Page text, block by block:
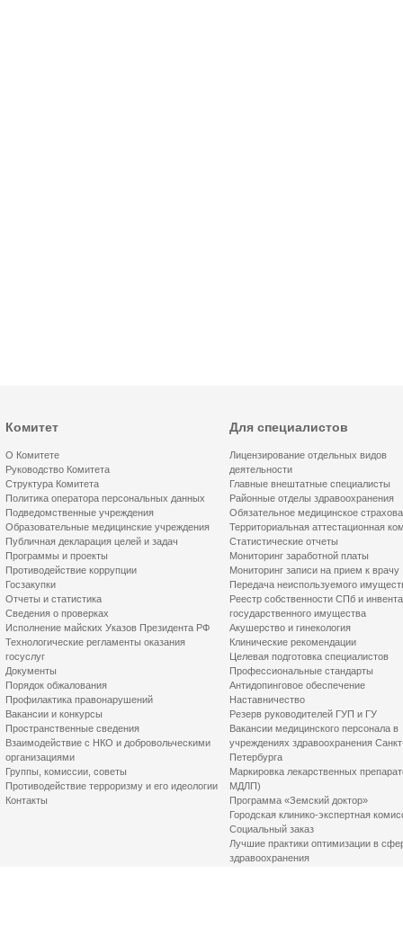
Комитет
О Комитете
Руководство Комитета
Структура Комитета
Политика оператора персональных данных
Подведомственные учреждения
Образовательные медицинские учреждения
Публичная декларация целей и задач
Программы и проекты
Противодействие коррупции
Госзакупки
Отчеты и статистика
Сведения о проверках
Исполнение майских Указов Президента РФ
Технологические регламенты оказания
госуслуг
Документы
Порядок обжалования
Профилактика правонарушений
Вакансии и конкурсы
Пространственные сведения
Взаимодействие с НКО и добровольческими
организациями
Группы, комиссии, советы
Противодействие терроризму и его идеологии
Контакты
Для специалистов
Лицензирование отдельных видов
деятельности
Главные внештатные специалисты
Районные отделы здравоохранения
Обязательное медицинское
Территориальная аттестационная
Статистические отчеты
Мониторинг заработной платы
Мониторинг записи на прием к врачу
Передача неиспользуемого
Реестр собственности СПб и
государственного имущества
Акушерство и гинекология
Клинические рекомендации
Целевая подготовка специалистов
Профессиональные стандарты
Антидопинговое обеспечение
Наставничество
Резерв руководителей ГУП и ГУ
Вакансии медицинского персонала в
учреждениях здравоохранения
Петербурга
Маркировка лекарственных
МДЛП)
Программа «Земский доктор»
Городская клинико-экспертная
Социальный заказ
Лучшие практики оптимизации в
здравоохранения